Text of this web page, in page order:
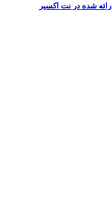
ارائه شده در نت اکسیر